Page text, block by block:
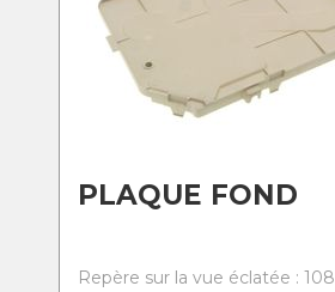
PLAQUE FOND
Repère sur la vue éclatée : 108